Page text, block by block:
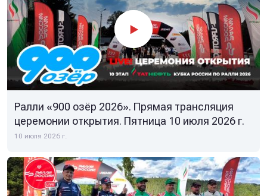
Ралли «900 озёр 2026». Прямая трансляция
церемонии открытия. Пятница 10 июля 2026 г.
10 июля 2026 г.